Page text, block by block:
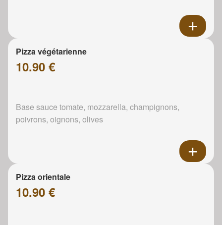
Pizza végétarienne
10.90 €
Base sauce tomate, mozzarella, champignons,
poivrons, oignons, olives
Pizza orientale
10.90 €